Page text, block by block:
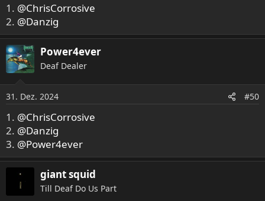
n
:
1. @ChrisCorrosive
2. @Danzig
Power4ever
Deaf Dealer
31. Dez. 2024 #50
1. @ChrisCorrosive
2. @Danzig
3. @Power4ever
giant squid
Till Deaf Do Us Part